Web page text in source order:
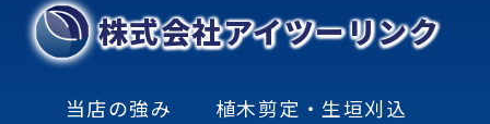
株式会社アイツーリンク
当店の強み
植木剪定・生垣刈込